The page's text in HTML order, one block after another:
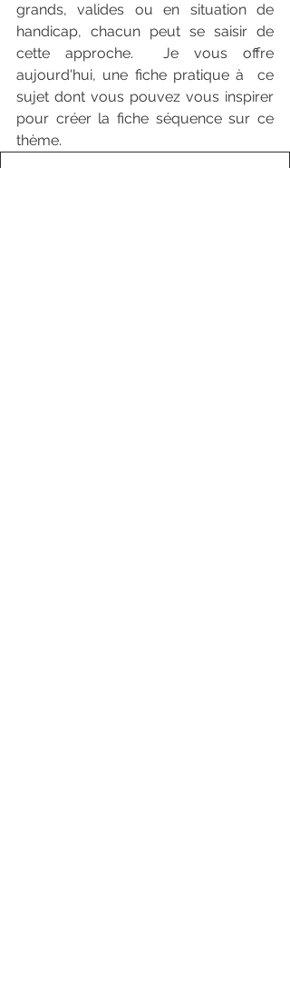
grands, valides ou en situation de
handicap, chacun peut se saisir de
cette approche.  Je vous offre
aujourd'hui, une fiche pratique à  ce
sujet dont vous pouvez vous inspirer
pour créer la fiche séquence sur ce
thème.